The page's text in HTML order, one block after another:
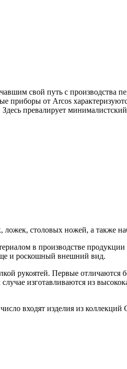
свой путь с производства
приборы от Arcos
превалирует
столовых ножей, а также
в производстве
и роскошный внешний вид.
рукоятей. Первые
изготавливаются из
входят изделия из